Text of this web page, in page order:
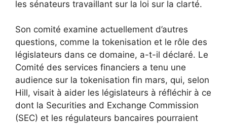
les sénateurs travaillant sur la loi sur la clarté.
Son comité examine actuellement d’autres
questions, comme la tokenisation et le rôle des
législateurs dans ce domaine, a-t-il déclaré. Le
Comité des services financiers a tenu une
audience sur la tokenisation fin mars, qui, selon
Hill, visait à aider les législateurs à réfléchir à ce
dont la Securities and Exchange Commission
(SEC) et les régulateurs bancaires pourraient